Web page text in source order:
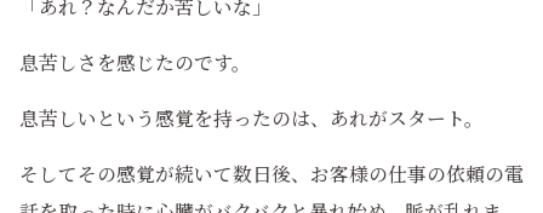
「あれ？なんだか苦しいな」
息苦しさを感じたのです。
息苦しいという感覚を持ったのは、あれがスタート。
そしてその感覚が続いて数日後、お客様の仕事の依頼の電